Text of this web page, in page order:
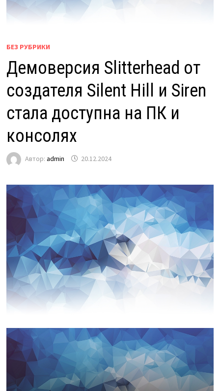
БЕЗ РУБРИКИ
Демоверсия Slitterhead от
создателя Silent Hill и Siren
стала доступна на ПК и
консолях
Автор: admin 20.12.2024